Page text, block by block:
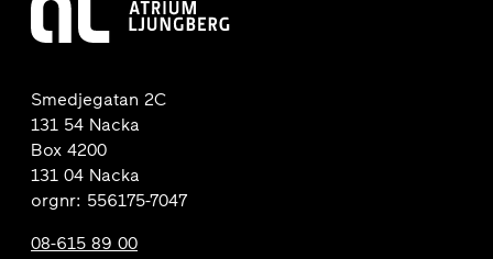
Smedjegatan 2C
131 54 Nacka
Box 4200
131 04 Nacka
orgnr: 556175-7047
08-615 89 00